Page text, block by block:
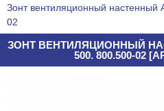
Зонт вентиляционный
02
ЗОНТ ВЕНТИЛЯЦИОННЫЙ
500. 800.500-02